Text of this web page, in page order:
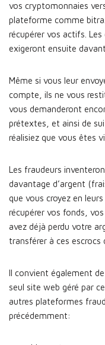
vos cryptomonnaies
plateforme comme
récupérer vos actifs.
exigeront ensuite
Même si vous leur
compte, ils ne vous
vous demanderont
prétextes, et ainsi de
réalisiez que vous êtes
Les fraudeurs
davantage d’argent
que vous croyez en
récupérer vos fonds,
avez déjà perdu votre
transférer à ces escrocs
Il convient également
seul site web géré par
autres plateformes
précédemment: